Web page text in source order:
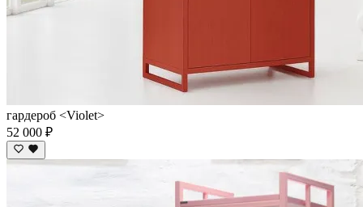
гардероб <Violet>
52 000 ₽